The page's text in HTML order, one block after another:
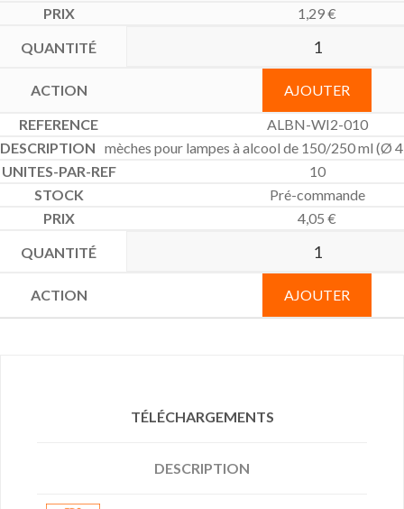
1,29€
AJOUTER
ALBN-WI2-010
mèches pour lampes à alcool de 150/250 ml (Ø
10
Pré-commande
4,05 €
AJOUTER
TÉLÉCHARGEMENTS
DESCRIPTION